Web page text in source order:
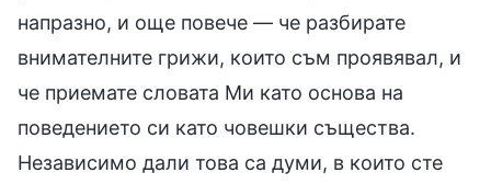
напразно, и още повече — че разбирате
внимателните грижи, които съм проявявал, и
че приемате словата Ми като основа на
поведението си като човешки същества.
Независимо дали това са думи, в които сте